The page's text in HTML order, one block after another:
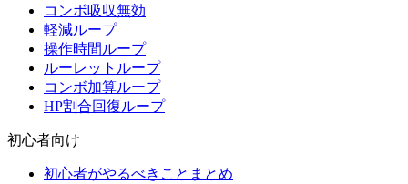
コンボ吸収無効
軽減ループ
操作時間ループ
ルーレットループ
コンボ加算ループ
HP割合回復ループ
初心者向け
初心者がやるべきことまとめ